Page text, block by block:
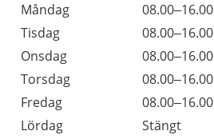
Dag
Öppettider
Kommentarer
Måndag
08.00–16.00
Tisdag
08.00–16.00
Onsdag
08.00–16.00
Torsdag
08.00–16.00
Fredag
08.00–16.00
Lördag
Stängt